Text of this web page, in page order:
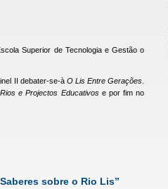
Superior de Tecnologia e Gestão o
II debater-se-à O Lis Entre Gerações
e Projectos Educativos e por fim no
sobre o Rio Lis”